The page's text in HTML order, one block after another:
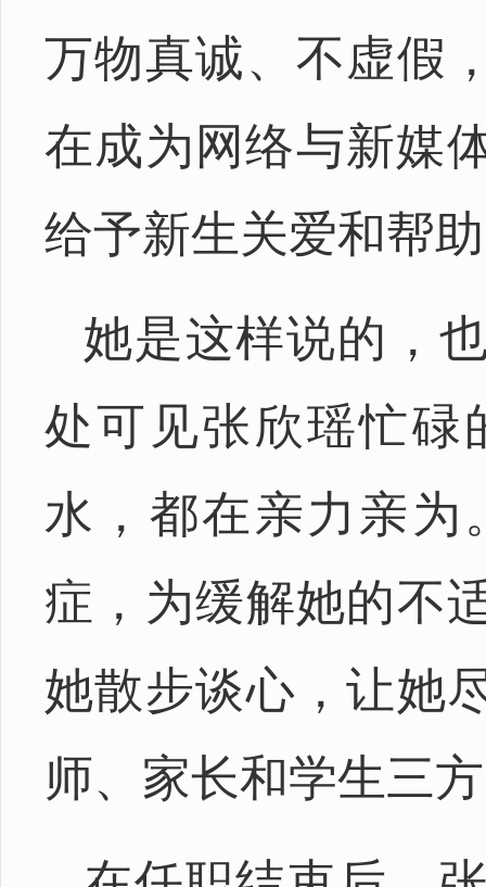
万物真诚、不虚假
在成为网络与新媒
给予新生关爱和帮
她是这样说的，
处可见张欣瑶忙碌
水，都在亲力亲为
症，为缓解她的不
她散步谈心，让她
师、家长和学生三